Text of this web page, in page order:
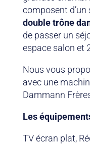
composent d’un
double trône
de passer un
espace salon et
Nous vous
avec une
Dammann
Les
TV écran plat,